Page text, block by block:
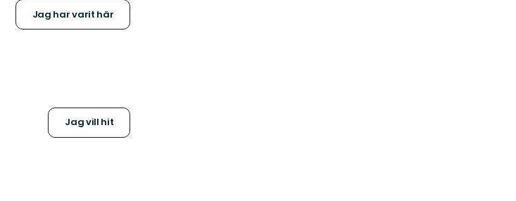
Jag har varit här
Jag vill hit